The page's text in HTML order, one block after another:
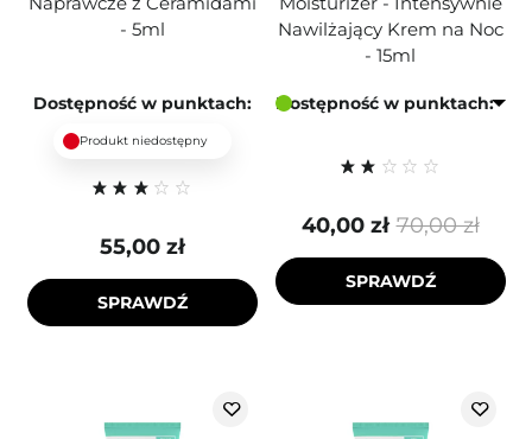
- 5ml
Dostępność w punktach:
Produkt niedostępny
55,00 zł
SPRAWDŹ
Nawilżający Krem na Noc
- 15ml
Dostępność w punktach:
70,00 zł
40,00 zł
SPRAWDŹ